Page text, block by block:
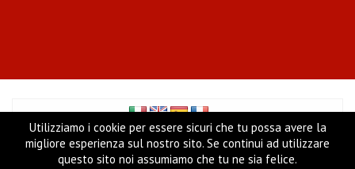
Copyright ©Europ Sms Ltd- UK Company Reg. N. 06716543
Utilizziamo i cookie per essere sicuri che tu possa avere la
migliore esperienza sul nostro sito. Se continui ad utilizzare
questo sito noi assumiamo che tu ne sia felice.